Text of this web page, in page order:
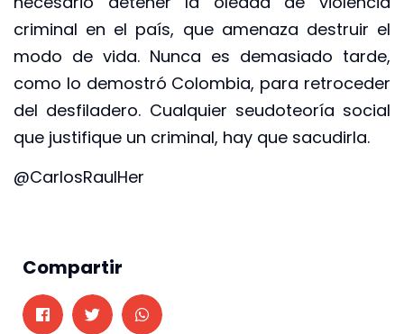
criminal en el país, que amenaza destruir el
modo de vida. Nunca es demasiado tarde,
como lo demostró Colombia, para retroceder
del desfiladero. Cualquier seudoteoría social
que justifique un criminal, hay que sacudirla.
@CarlosRaulHer
Compartir